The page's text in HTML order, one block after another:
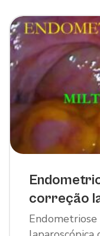
correção
Endometriose